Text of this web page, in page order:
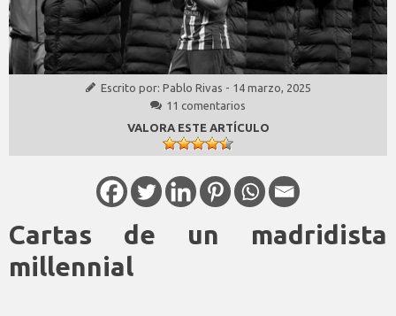
Escrito por: Pablo Rivas - 14 marzo, 2025
11 comentarios
VALORA ESTE ARTÍCULO
Cartas de un madridista
millennial